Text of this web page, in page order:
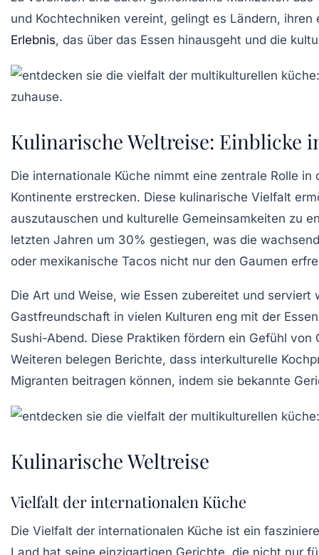
und Kochtechniken vereint, gelingt es Ländern,
Erlebnis, das über das Essen hinausgeht und die
Kulinarische Weltreise: Einblicke
Die internationale Küche nimmt eine zentrale Rolle
Kontinente erstrecken. Diese kulinarische Vielfalt
auszutauschen und kulturelle Gemeinsamkeiten zu
letzten Jahren um 30% gestiegen, was die
oder mexikanische Tacos nicht nur den Gaumen
Die Art und Weise, wie Essen zubereitet und
Gastfreundschaft in vielen Kulturen eng mit der
Sushi-Abend. Diese Praktiken fördern ein Gefühl
Weiteren belegen Berichte, dass interkulturelle
Migranten beitragen können, indem sie bekannte
Kulinarische Weltreise
Vielfalt der internationalen Küche
Die Vielfalt der internationalen Küche ist ein
Land hat seine einzigartigen Gerichte, die nicht nur